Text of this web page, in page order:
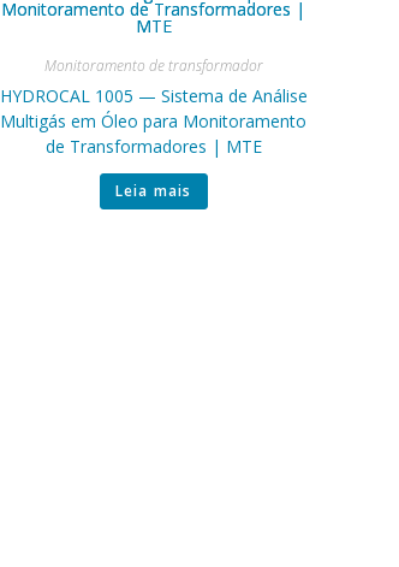
Monitoramento de transformador
HYDROCAL 1005 — Sistema de Análise
Multigás em Óleo para Monitoramento
de Transformadores | MTE
Leia mais